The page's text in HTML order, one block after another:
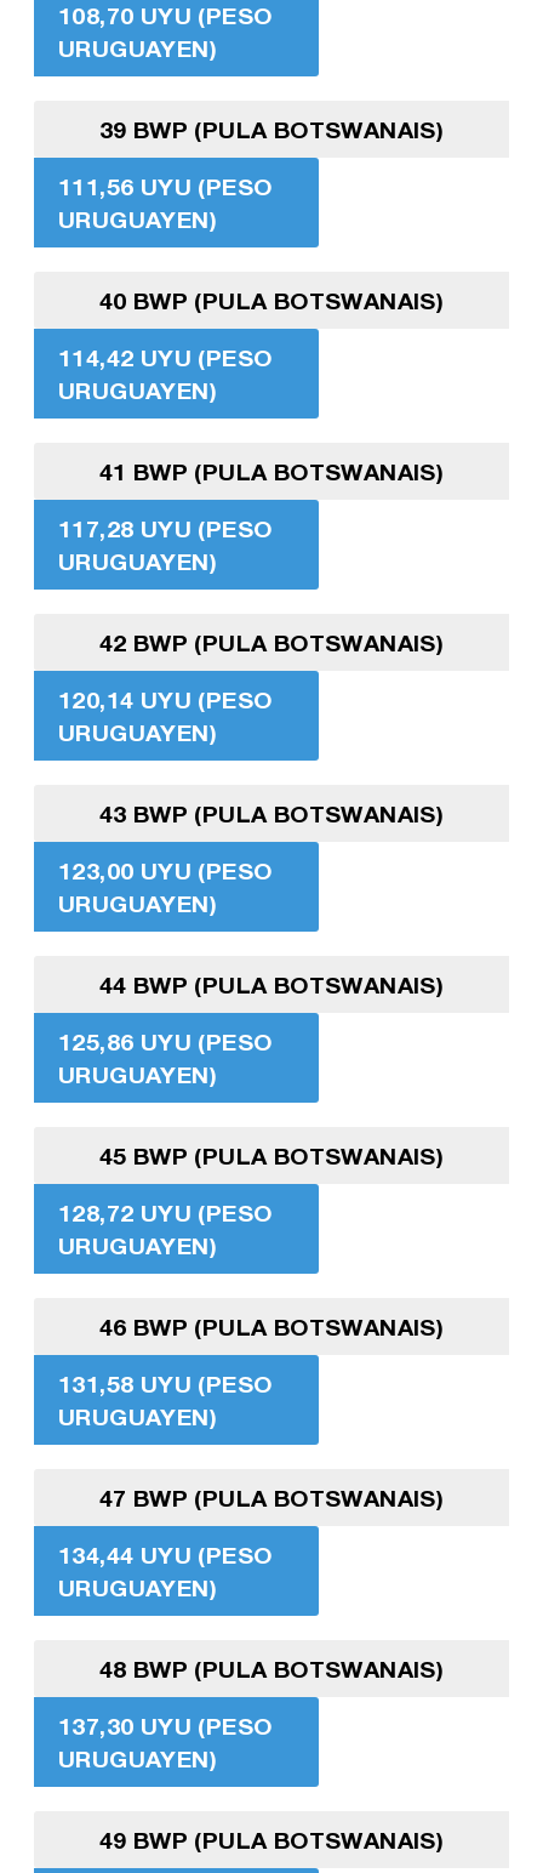
108,70 UYU (PESO
URUGUAYEN)
39 BWP (PULA BOTSWANAIS)
111,56 UYU (PESO
URUGUAYEN)
40 BWP (PULA BOTSWANAIS)
114,42 UYU (PESO
URUGUAYEN)
41 BWP (PULA BOTSWANAIS)
117,28 UYU (PESO
URUGUAYEN)
42 BWP (PULA BOTSWANAIS)
120,14 UYU (PESO
URUGUAYEN)
43 BWP (PULA BOTSWANAIS)
123,00 UYU (PESO
URUGUAYEN)
44 BWP (PULA BOTSWANAIS)
125,86 UYU (PESO
URUGUAYEN)
45 BWP (PULA BOTSWANAIS)
128,72 UYU (PESO
URUGUAYEN)
46 BWP (PULA BOTSWANAIS)
131,58 UYU (PESO
URUGUAYEN)
47 BWP (PULA BOTSWANAIS)
134,44 UYU (PESO
URUGUAYEN)
48 BWP (PULA BOTSWANAIS)
137,30 UYU (PESO
URUGUAYEN)
49 BWP (PULA BOTSWANAIS)